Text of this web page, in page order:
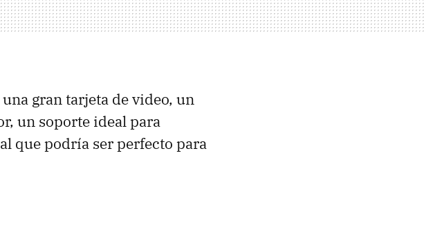
gran tarjeta de video, un
un soporte ideal para
que podría ser perfecto para